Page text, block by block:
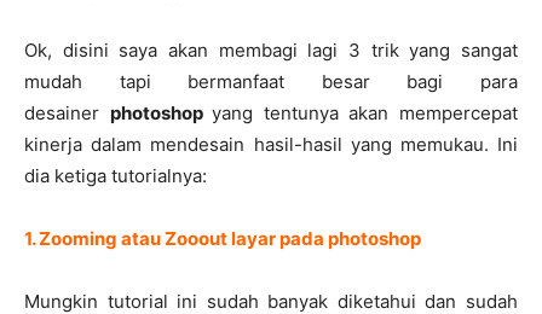
Ok, disini saya akan membagi lagi 3 trik yang sangat
mudah tapi bermanfaat besar bagi para
desainer photoshopyang tentunya akan mempercepat
kinerja dalam mendesain hasil-hasil yang memukau. Ini
dia ketiga tutorialnya:
1. Zooming atau Zooout layar pada photoshop
Mungkin tutorial ini sudah banyak diketahui dan sudah